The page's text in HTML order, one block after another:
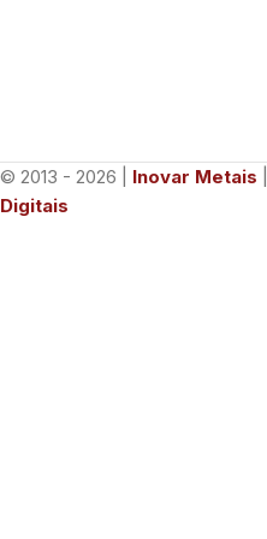
© 2013 - 2026 | Inovar Metais
Digitais